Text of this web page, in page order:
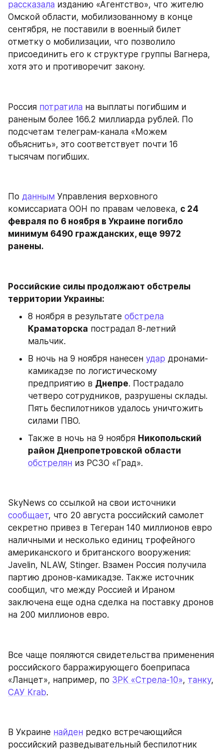
рассказала изданию «Агентство», что жителю
Омской области, мобилизованному в конце
сентября, не поставили в военный билет
отметку о мобилизации, что позволило
присоединить его к структуре группы Вагнера,
хотя это и противоречит закону.
Россия потратила на выплаты погибшим и
раненым более 166.2 миллиарда рублей. По
подсчетам телеграм-канала «Можем
объяснить», это соответствует почти 16
тысячам погибших.
По данным Управления верховного
комиссариата ООН по правам человека, с 24
февраля по 6 ноября в Украине погибло
минимум 6490 гражданских, еще 9972
ранены.
Российские силы продолжают обстрелы
территории Украины:
8 ноября в результате обстрела
Краматорска пострадал 8-летний
мальчик.
В ночь на 9 ноября нанесен удар дронами-
камикадзе по логистическому
предприятию в Днепре. Пострадало
четверо сотрудников, разрушены склады.
Пять беспилотников удалось уничтожить
силами ПВО.
Также в ночь на 9 ноября Никопольский
район Днепропетровской области
обстрелян из РСЗО «Град».
сообщает, что 20 августа российский самолет
секретно привез в Тегеран 140 миллионов евро
наличными и несколько единиц трофейного
американского и британского вооружения:
Javelin, NLAW, Stinger. Взамен Россия получила
партию дронов-камикадзе. Также источник
сообщил, что между Россией и Ираном
заключена еще одна сделка на поставку дронов
на 200 миллионов евро.
Все чаще пояляются свидетельства применения
российского барражирующего боеприпаса
«Ланцет», например, по ЗРК «Стрела-10», танку
САУ Krab.
В Украине найден редко встречающийся
российский разведывательный беспилотник